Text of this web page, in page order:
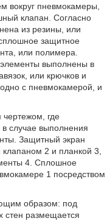
вокруг пневмокамеры,
клапан. Согласно
из резины, или
защитное
или полимера.
выполнены в
или крючков и
с пневмокамерой, и
где
случае выполнения
Защитный экран
2 и планкой 3,
4. Сплошное
1 посредством
образом: под
стен размещается